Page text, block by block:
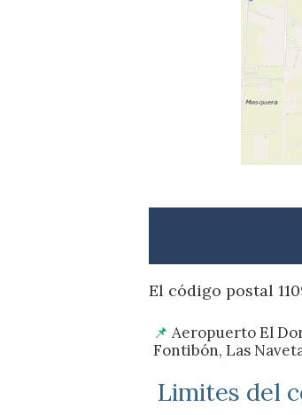
El código postal
Aeropuerto El
Fontibón, Las
Limites del